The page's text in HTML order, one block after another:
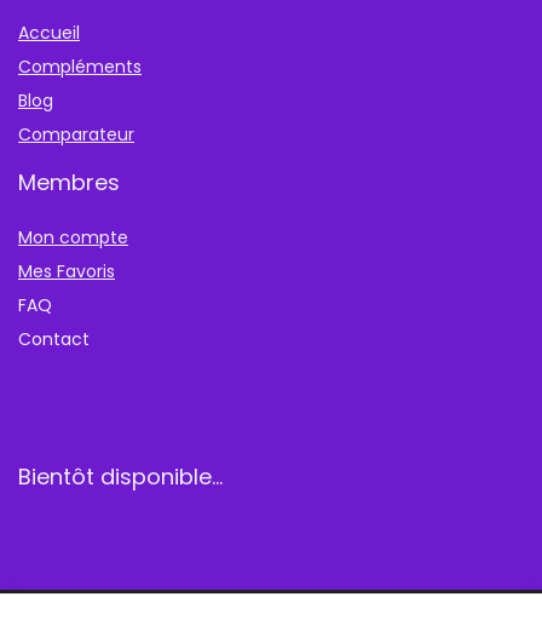
Accueil
Compléments
Blog
Comparateur
Membres
Mon compte
Mes Favoris
FAQ
Contact
Bientôt disponible…